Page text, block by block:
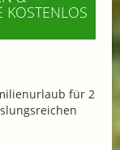
für 2